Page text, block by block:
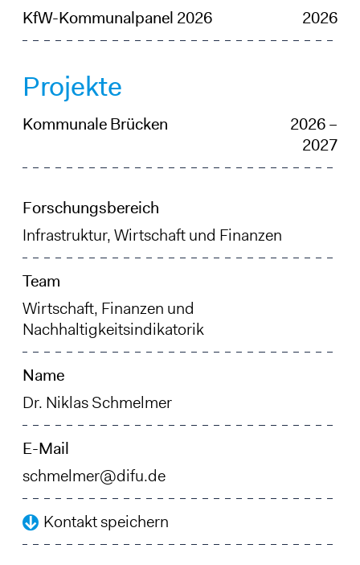
KfW-Kommunalpanel 2026 2026
Projekte
Kommunale Brücken
2026 –
2027
Forschungsbereich
Infrastruktur, Wirtschaft und Finanzen
Team
Wirtschaft, Finanzen und
Nachhaltigkeitsindikatorik
Name
Dr. Niklas Schmelmer
E-Mail
schmelmer@difu.de
Kontakt speichern